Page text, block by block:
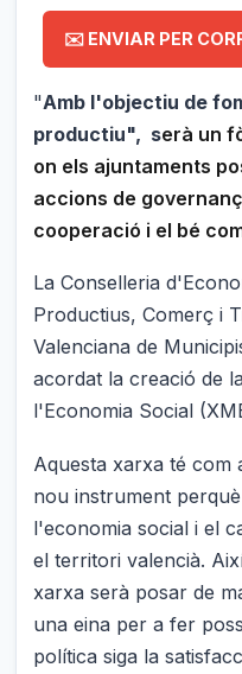
✉️ ENVIAR PER
"Amb l'objectiu de
productiu", serà un
on els ajuntaments
accions de
cooperació i el bé
La Conselleria
Productius, Comerç i
Valenciana de
acordat la creació de
l'Economia Social
Aquesta xarxa té com
nou instrument
l'economia social i el
el territori valencià.
xarxa serà posar de
una eina per a fer
política siga la